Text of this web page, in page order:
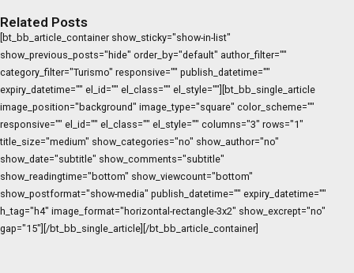
Related Posts
[bt_bb_article_container show_sticky="show-in-list"
show_previous_posts="hide" order_by="default" author_filter=""
category_filter="Turismo" responsive="" publish_datetime=""
expiry_datetime="" el_id="" el_class="" el_style=""][bt_bb_single_article
image_position="background" image_type="square" color_scheme=""
responsive="" el_id="" el_class="" el_style="" columns="3" rows="1"
title_size="medium" show_categories="no" show_author="no"
show_date="subtitle" show_comments="subtitle"
show_readingtime="bottom" show_viewcount="bottom"
show_postformat="show-media" publish_datetime="" expiry_datetime=""
h_tag="h4" image_format="horizontal-rectangle-3x2" show_excrept="no"
gap="15"][/bt_bb_single_article][/bt_bb_article_container]